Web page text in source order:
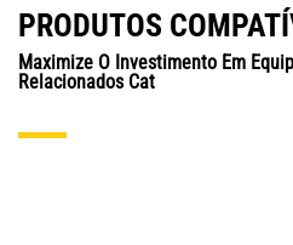
PRODUTOS
Maximize O Investimento Em
Relacionados Cat